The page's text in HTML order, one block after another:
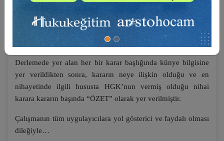
Derlenen kararların her birine bir numara verilmiş, kararın
neye ilişkin olduğu hususu anahtar kelimeler kullanılmak
suretiyle içindekilerde başlık olarak yer almıştır. Kitap
içeriğinde ise her sayfanın üst başlığında karar numarasına
Derlemede yer alan her bir karar başlığında künye bilgisine
yer verildikten sonra, kararın neye ilişkin olduğu ve en
nihayetinde ilgili hususta HGK’nun vermiş olduğu nihai
karara kararın başında “ÖZET” olarak yer verilmiştir.
Çalışmanın tüm uygulayıcılara yol gösterici ve faydalı olması
dileğiyle…